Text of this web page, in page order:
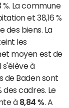
La commune
et 38,16 %
des biens. La
les
moyen est de
s'élève à
de Baden sont
des cadres. Le
à 8,84 % . A